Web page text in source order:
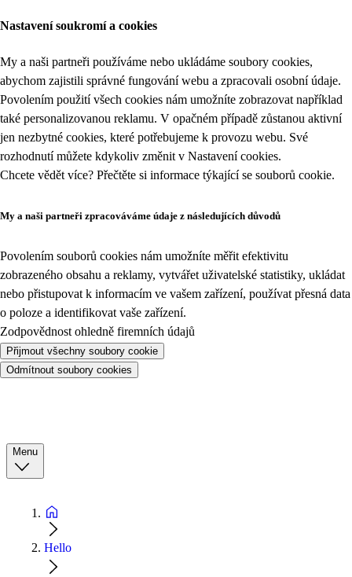
Nastavení soukromí a cookies
My a naši partneři používáme nebo ukládáme soubory cookies,
abychom zajistili správné fungování webu a zpracovali osobní údaje.
Povolením použití všech cookies nám umožníte zobrazovat například
také personalizovanou reklamu. V opačném případě zůstanou aktivní
jen nezbytné cookies, které potřebujeme k provozu webu. Své
rozhodnutí můžete kdykoliv změnit v Nastavení cookies.
Chcete vědět více? Přečtěte si informace týkající se souborů cookie.
My a naši partneři zpracováváme údaje z následujících důvodů
Povolením souborů cookies nám umožníte měřit efektivitu
zobrazeného obsahu a reklamy, vytvářet uživatelské statistiky, ukládat
nebo přistupovat k informacím ve vašem zařízení, používat přesná data
o poloze a identifikovat vaše zařízení.
Zodpovědnost ohledně firemních údajů
Přijmout všechny soubory cookie
Odmítnout soubory cookies
Menu
Hello